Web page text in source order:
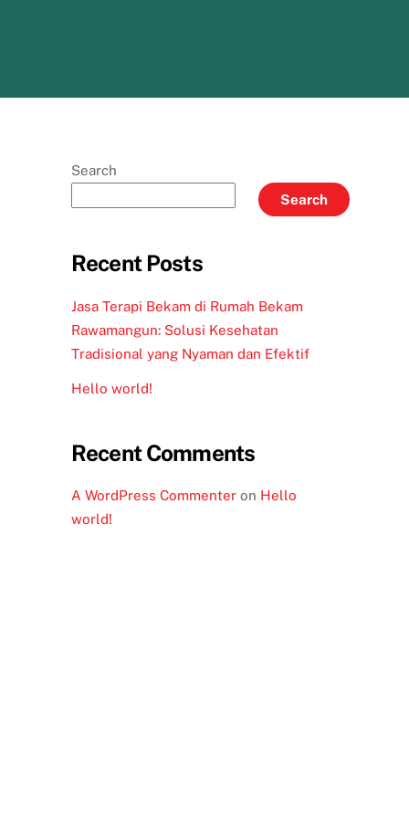
Search
Search
Recent Posts
Jasa Terapi Bekam di Rumah Bekam
Rawamangun: Solusi Kesehatan
Tradisional yang Nyaman dan Efektif
Hello world!
Recent Comments
A WordPress Commenteron Hello
world!